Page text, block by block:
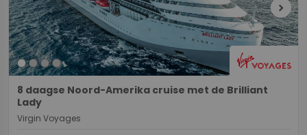
chevron_right
8 daagse Noord-Amerika cruise met de Brilliant
Lady
Virgin Voyages